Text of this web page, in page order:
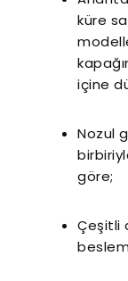
küre
içine
Nozul
göre;
Çeşitli